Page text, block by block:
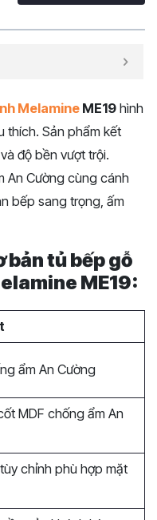
Melamine ME19 hình
thích. Sản phẩm kết
độ bền vượt trội.
An Cường cùng cánh
bếp sang trọng, ấm
bản tủ bếp gỗ
ME19:
ẩm An Cường
MDF chống ẩm An
chỉnh phù hợp mặt